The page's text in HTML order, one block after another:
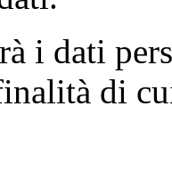
i dati
di